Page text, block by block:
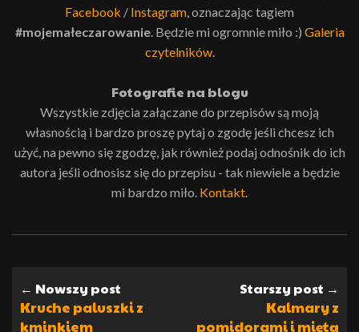
Facebook / Instagram , oznaczając tagiem
#mojemałeczarowanie. Będzie mi ogromnie miło :) Galeria
czytelników.
Fotografie na blogu
Wszystkie zdjęcia załączane do przepisów są moją
własnością i bardzo proszę pytaj o zgodę jeśli chcesz ich
użyć, na pewno się zgodzę, jak również podaj odnośnik do ich
autora jeśli odnosisz się do przepisu - tak niewiele a będzie
mi bardzo miło. Kontakt
← Nowszy post
Kruche paluszki z
kminkiem
Starszy post →
Kalmary z
pomidorami i miętą